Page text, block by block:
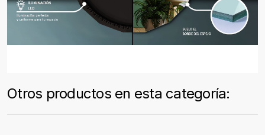
Otros productos en esta categoría: